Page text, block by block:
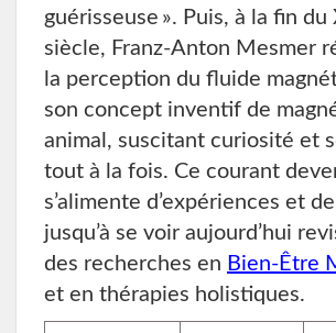
guérisseuse ». Puis, à la fin du
siècle, Franz-Anton Mesmer
la perception du fluide
son concept inventif de
animal, suscitant curiosité et
tout à la fois. Ce courant
s’alimente d’expériences et
jusqu’à se voir aujourd’hui
des recherches en Bien-Être
et en thérapies holistiques.